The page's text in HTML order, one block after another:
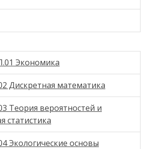
Экономика
Дискретная математика
Теория вероятностей и
статистика
Экологические основы